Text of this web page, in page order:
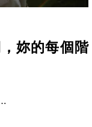
妳的每個階